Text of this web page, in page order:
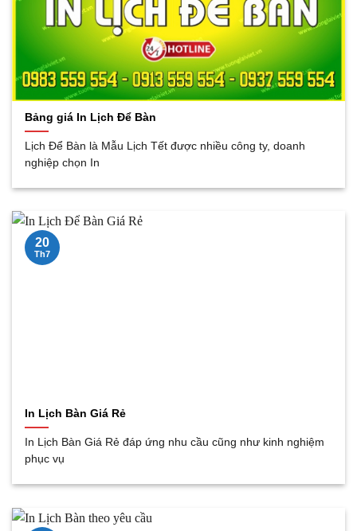
Bảng giá In Lịch Để Bàn
Lịch Để Bàn là Mẫu Lịch Tết được nhiều công ty, doanh
nghiệp chọn In
In Lịch Bàn Giá Rẻ
In Lịch Bàn Giá Rẻ đáp ứng nhu cầu cũng như kinh nghiệm
phục vụ
20
Th7